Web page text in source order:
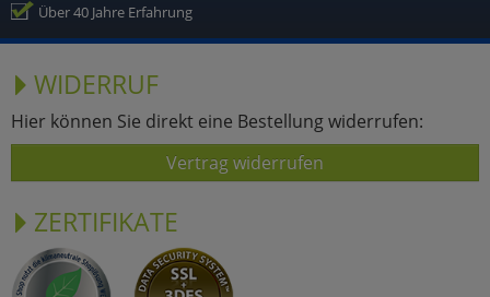
Über 40 Jahre Erfahrung
WIDERRUF
Hier können Sie direkt eine Bestellung widerrufen:
Vertrag widerrufen
ZERTIFIKATE